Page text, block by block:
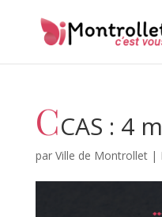
CCAS : 4
par Ville de Montrollet|